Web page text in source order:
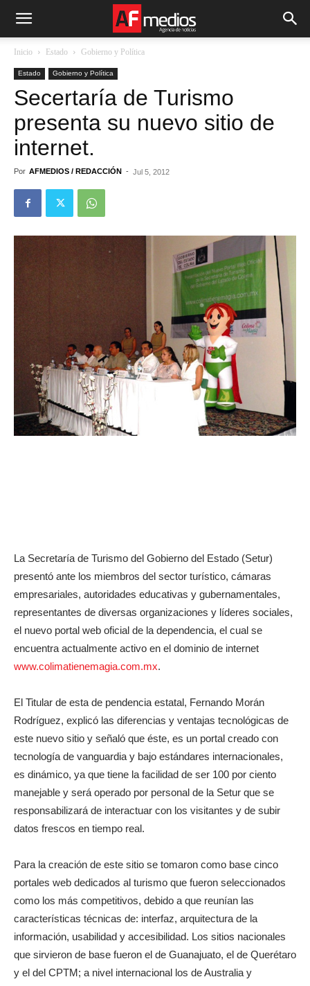
Inicio Estado Gobierno y Política
Estado Gobierno y Política
Secertaría de Turismo
presenta su nuevo sitio de
internet.
Por AFMEDIOS / REDACCIÓN - Jul 5, 2012
La Secretaría de Turismo del Gobierno del Estado (Setur)
presentó ante los miembros del sector turístico, cámaras
empresariales, autoridades educativas y gubernamentales,
representantes de diversas organizaciones y líderes sociales,
el nuevo portal web oficial de la dependencia, el cual se
encuentra actualmente activo en el dominio de internet
www.colimatienemagia.com.mx.
El Titular de esta de pendencia estatal, Fernando Morán
Rodríguez, explicó las diferencias y ventajas tecnológicas de
este nuevo sitio y señaló que éste, es un portal creado con
tecnología de vanguardia y bajo estándares internacionales,
es dinámico, ya que tiene la facilidad de ser 100 por ciento
manejable y será operado por personal de la Setur que se
responsabilizará de interactuar con los visitantes y de subir
datos frescos en tiempo real.
Para la creación de este sitio se tomaron como base cinco
portales web dedicados al turismo que fueron seleccionados
como los más competitivos, debido a que reunían las
características técnicas de: interfaz, arquitectura de la
información, usabilidad y accesibilidad. Los sitios nacionales
que sirvieron de base fueron el de Guanajuato, el de Querétaro
y el del CPTM; a nivel internacional los de Australia y